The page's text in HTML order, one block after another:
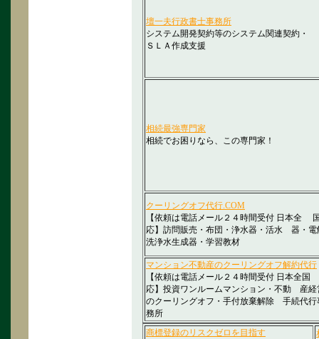
壇一夫行政書士事務所
システム開発契約等のシステム関連契約・
ＳＬＡ作成支援
相続最強専門家
相続でお困りなら、この専門家！
クーリングオフ代行.COM
【依頼は電話メール２４時間受付 日本全
応】訪問販売・布団・浄水器・活水 器・電
洗浄水生成器・学習教材
マンション不動産のクーリングオフ解約代行
【依頼は電話メール２４時間受付 日本全国
応】投資ワンルームマンション・不動 産経
のクーリングオフ・手付放棄解除 手続代行
務所
商標登録のリスクゼロを目指す